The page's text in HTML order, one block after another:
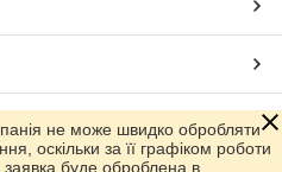
не може швидко обробляти
оскільки за її графіком роботи
заявка буде оброблена в